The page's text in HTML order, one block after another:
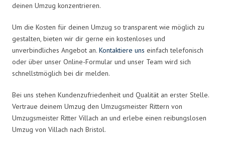
deinen Umzug konzentrieren.
Um die Kosten für deinen Umzug so transparent wie möglich zu
gestalten, bieten wir dir gerne ein kostenloses und
unverbindliches Angebot an. Kontaktiere uns einfach telefonisch
oder über unser Online-Formular und unser Team wird sich
schnellstmöglich bei dir melden.
Bei uns stehen Kundenzufriedenheit und Qualität an erster Stelle.
Vertraue deinem Umzug den Umzugsmeister Rittern von
Umzugsmeister Ritter Villach an und erlebe einen reibungslosen
Umzug von Villach nach Bristol.